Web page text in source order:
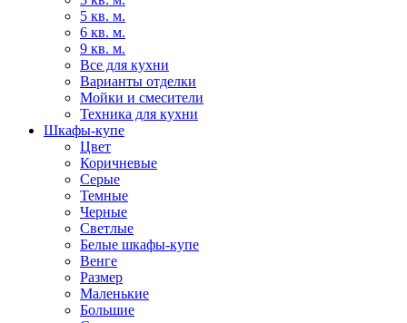
5 кв. м.
6 кв. м.
9 кв. м.
Все для кухни
Варианты отделки
Мойки и смесители
Техника для кухни
Шкафы-купе
Цвет
Коричневые
Серые
Темные
Черные
Светлые
Белые шкафы-купе
Венге
Размер
Маленькие
Большие